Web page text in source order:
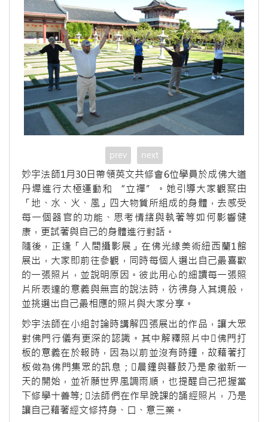
prev next
妙宇法師1月30日帶領英文共修會6位學員於成佛大道
丹墀進行太極運動和 “立禪”。她引導大家觀察由
「地、水、火、風」四大物質所組成的身體，去感受
每一個器官的功能、思考情緒與執著等如何影響健
康，更試著與自己的身體進行對話。
隨後，正逢「人間攝影展」在佛光緣美術紐西蘭1館
展出，大家即前往參觀，同時每個人選出自己最喜歡
的一張照片，並說明原因。彼此用心的細讀每一張照
片所表達的意義與無言的說法時，彷彿身入其境般，
並挑選出自己最相應的照片與大家分享。
妙宇法師在小組討論時講解四張展出的作品，讓大眾
對佛門行儀有更深的認識。其中解釋照片中佛門打
板的意義在於報時，因為以前並沒有時鐘，故藉著打
板做為佛門集眾的訊息；晨鐘與暮鼓乃是象徵新一
天的開始，並祈願世界風調雨順，也提醒自己把握當
下修學十善等; 法師們在作早晚課的誦經照片，乃是
讓自己藉著經文修持身、口、意三業。